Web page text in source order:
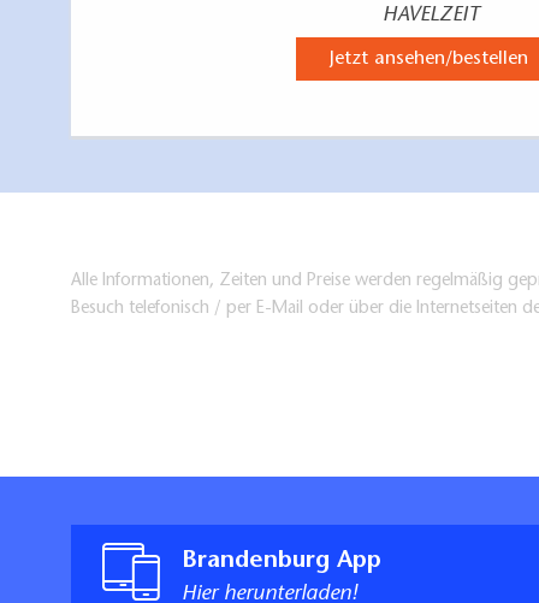
HAVELZEIT
Jetzt ansehen/bestellen
Alle Informationen, Zeiten und Preise werden regelmäßig
Besuch telefonisch / per E-Mail oder über die Internetseiten
Brandenburg App
Hier herunterladen!